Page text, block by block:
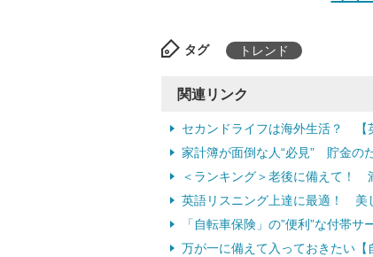
タグ トレンド
関連リンク
セカンドライフは海外生活？ 【
家計簿が面倒な人“必見” 貯金の
＜ランキング＞老後に備えて！
英語リスニング上達に最適！ 美
「自転車保険」の”便利”な付帯
万が一に備えて入っておきたい